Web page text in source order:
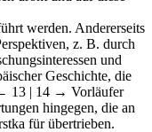
werden. Andererseits
z. B. durch
und
Geschichte, die
13 | 14 → Vorläufer
hingegen, die an
für übertrieben.